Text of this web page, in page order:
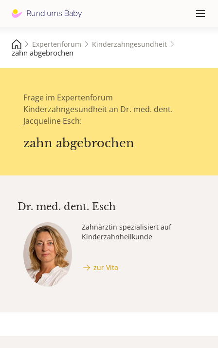
≡
Expertenforum Kinderzahngesundheit
zahn abgebrochen
Frage im Expertenforum
Kinderzahngesundheit an Dr. med. dent.
Jacqueline Esch:
zahn abgebrochen
Dr. med. dent. Esch
Zahnärztin spezialisiert auf
Kinderzahnheilkunde
zur Vita